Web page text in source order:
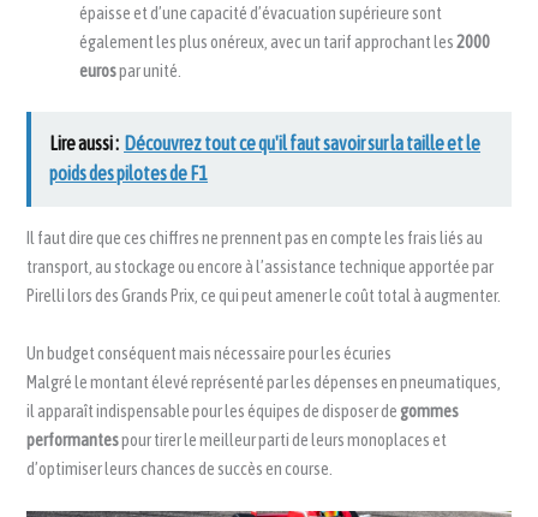
épaisse et d’une capacité d’évacuation supérieure sont
également les plus onéreux, avec un tarif approchant les2000
eurospar unité.
Lire aussi : Découvrez tout ce qu'il faut savoir sur la taille et le
poids des pilotes de F1
Il faut dire que ces chiffres ne prennent pas en compte les frais liés au
transport, au stockage ou encore à l’assistance technique apportée par
Pirelli lors des Grands Prix, ce qui peut amener le coût total à augmenter.
Un budget conséquent mais nécessaire pour les écuries
Malgré le montant élevé représenté par les dépenses en pneumatiques,
il apparaît indispensable pour les équipes de disposer degommes
performantespour tirer le meilleur parti de leurs monoplaces et
d’optimiser leurs chances de succès en course.